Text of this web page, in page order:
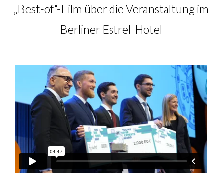
„Best-of“-Film über die Veranstaltung im
Berliner Estrel-Hotel